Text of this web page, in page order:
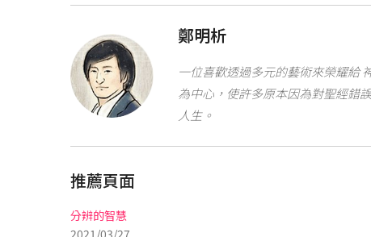
鄭明析
一位喜歡透過多元的藝術來榮耀給
為中心，使許多原本因為對聖經錯
人生。
推薦頁面
分辨的智慧